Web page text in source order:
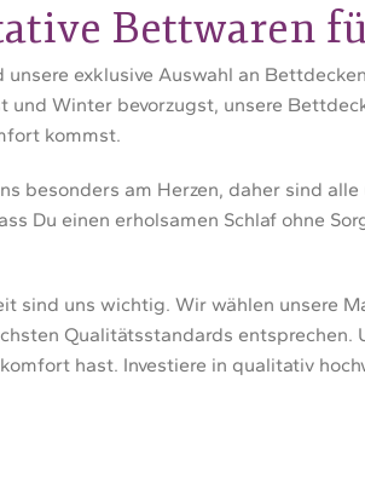
Bettwaren
unsere exklusive Auswahl an
und Winter bevorzugst, unsere
kommst.
besonders am Herzen, daher sind
Du einen erholsamen Schlaf ohne
sind uns wichtig. Wir wählen unsere
Qualitätsstandards
hast. Investiere in qualitativ